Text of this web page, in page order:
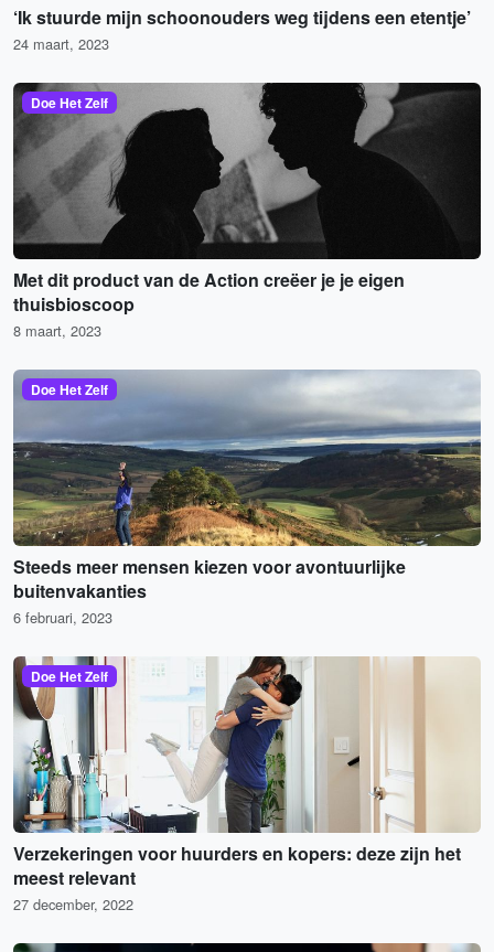
‘Ik stuurde mijn schoonouders weg tijdens een etentje’
24 maart, 2023
Doe Het Zelf
Met dit product van de Action creëer je je eigen
thuisbioscoop
8 maart, 2023
Doe Het Zelf
Steeds meer mensen kiezen voor avontuurlijke
buitenvakanties
6 februari, 2023
Doe Het Zelf
Verzekeringen voor huurders en kopers: deze zijn het
meest relevant
27 december, 2022